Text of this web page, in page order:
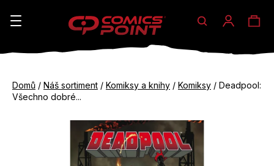
Hledat
Domů / Náš sortiment / Komiksy a knihy / Komiksy / Deadpool:
Všechno dobré...
K
do
do